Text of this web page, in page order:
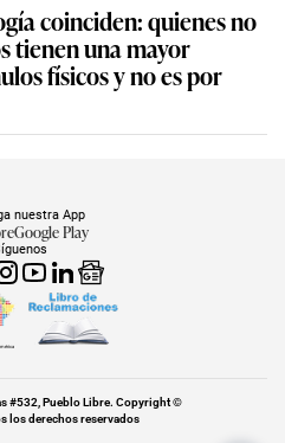
coinciden: quienes no
tienen una mayor
físicos y no es por
nuestra App
Google Play
#532, Pueblo Libre. Copyright ©
los derechos reservados